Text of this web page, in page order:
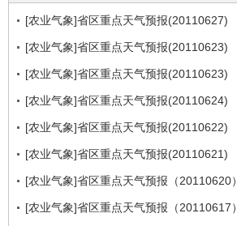
[农业气象]省区重点天气预报(20110627)
[农业气象]省区重点天气预报(20110623)
[农业气象]省区重点天气预报(20110623)
[农业气象]省区重点天气预报(20110624)
[农业气象]省区重点天气预报(20110622)
[农业气象]省区重点天气预报(20110621)
[农业气象]省区重点天气预报（20110620）
[农业气象]省区重点天气预报（20110617）